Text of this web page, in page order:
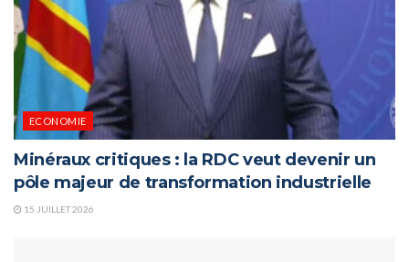
ECONOMIE
Minéraux critiques : la RDC veut devenir un
pôle majeur de transformation industrielle
15 JUILLET 2026